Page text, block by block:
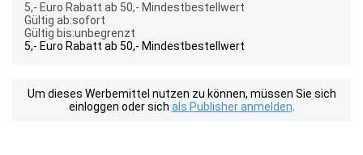
5,- Euro Rabatt ab 50,- Mindestbestellwert
Gültig ab:sofort
Gültig bis:unbegrenzt
5,- Euro Rabatt ab 50,- Mindestbestellwert
Um dieses Werbemittel nutzen zu können, müssen Sie sich
einloggen oder sich als Publisher anmelden